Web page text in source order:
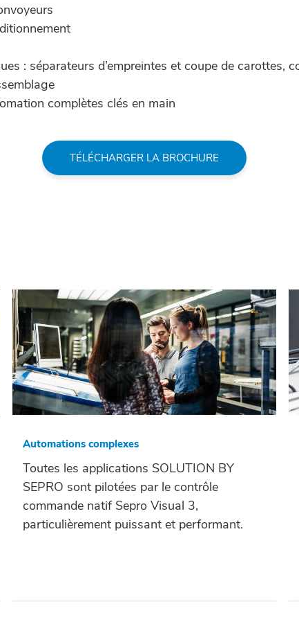
: séparateurs d’empreintes et coupe de carottes,
complètes clés en main
TÉLÉCHARGER LA BROCHURE
Automations complexes
Toutes les applications SOLUTION BY
SEPRO sont pilotées par le contrôle
commande natif Sepro Visual 3,
particulièrement puissant et performant.